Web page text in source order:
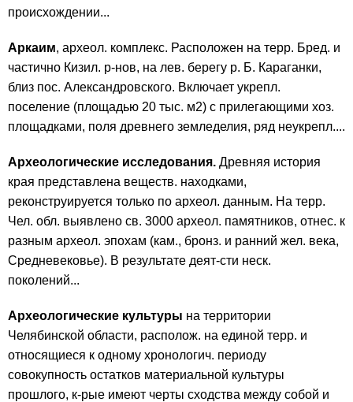
происхождении...
Аркаим, археол. комплекс. Расположен на терр. Бред. и
частично Кизил. р-нов, на лев. берегу р. Б. Караганки,
близ пос. Александровского. Включает укрепл.
поселение (площадью 20 тыс. м2) с прилегающими хоз.
площадками, поля древнего земледелия, ряд неукрепл....
Археологические исследования. Древняя история
края представлена веществ. находками,
реконструируется только по археол. данным. На терр.
Чел. обл. выявлено св. 3000 археол. памятников, отнес. к
разным археол. эпохам (кам., бронз. и ранний жел. века,
Средневековье). В результате деят-сти неск.
поколений...
Археологические культуры на территории
Челябинской области, располож. на единой терр. и
относящиеся к одному хронологич. периоду
совокупность остатков материальной культуры
прошлого, к-рые имеют черты сходства между собой и